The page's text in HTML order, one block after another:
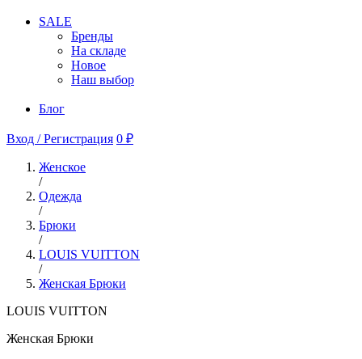
SALE
Бренды
На складе
Новое
Наш выбор
Блог
Вход / Регистрация 0 ₽
Женское
/
Одежда
/
Брюки
/
LOUIS VUITTON
/
Женская Брюки
LOUIS VUITTON
Женская Брюки